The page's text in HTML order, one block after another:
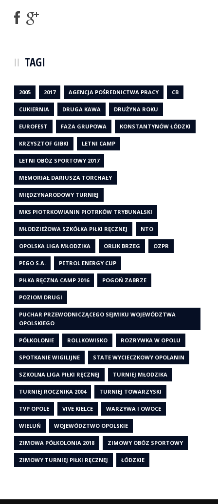
TAGI
2005 2017 AGENCJA POŚREDNICTWA PRACY CB
CUKIERNIA DRUGA KAWA DRUŻYNA ROKU
EUROFEST FAZA GRUPOWA KONSTANTYNÓW ŁÓDZKI
KRZYSZTOF GIBKI LETNI CAMP
LETNI OBÓZ SPORTOWY 2017
MEMORIAŁ DARIUSZA TORCHAŁY
MIĘDZYNARODOWY TURNIEJ
MKS PIOTRKOWIANIN PIOTRKÓW TRYBUNALSKI
MŁODZIEŻOWA SZKÓŁKA PIŁKI RĘCZNEJ NTO
OPOLSKA LIGA MŁODZIKA ORLIK BRZEG OZPR
PEGO S.A. PETROL ENERGY CUP
PIŁKA RĘCZNA CAMP 2016 POGOŃ ZABRZE
POZIOM DRUGI
PUCHAR PRZEWODNICZĄCEGO SEJMIKU WOJEWÓDZTWA
OPOLSKIEGO
PÓŁKOLONIE ROLLKOWISKO ROZRYWKA W OPOLU
SPOTKANIE WIGILIJNE STATE WYCIECZKOWY OPOLANIN
SZKOLNA LIGA PIŁKI RĘCZNEJ TURNIEJ MŁODZIKA
TURNIEJ ROCZNIKA 2004 TURNIEJ TOWARZYSKI
TVP OPOLE VIVE KIELCE WARZYWA I OWOCE
WIELUŃ WOJEWÓDZTWO OPOLSKIE
ZIMOWA PÓŁKOLONIA 2018 ZIMOWY OBÓZ SPORTOWY
ZIMOWY TURNIEJ PIŁKI RĘCZNEJ ŁÓDZKIE